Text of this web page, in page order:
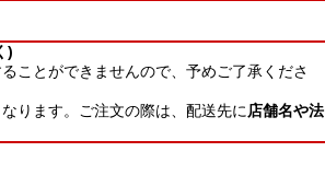
)
ことができませんので、予めご了承くださ
なります。ご注文の際は、配送先に 店舗名や法